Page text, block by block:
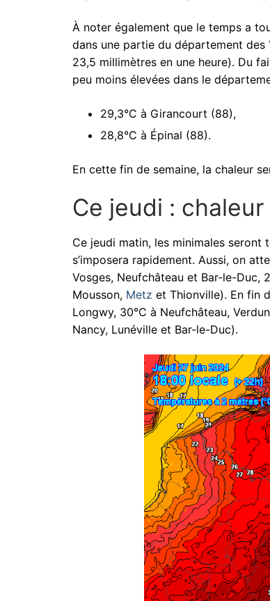
À noter également que le temps a
dans une partie du département des
23,5 millimètres en une heure). Du
peu moins élevées dans le
29,3°C à Girancourt (88),
28,8°C à Épinal (88).
En cette fin de semaine, la chaleur
Ce jeudi :
Ce jeudi matin, les minimales seront
s’imposera rapidement. Aussi, on
Vosges, Neufchâteau et Bar-le-Duc,
Mousson, Metz et Thionville). En fin
Longwy, 30°C à Neufchâteau,
Nancy, Lunéville et Bar-le-Duc).